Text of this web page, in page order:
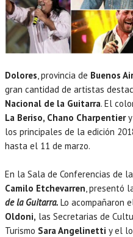
Dolores , provincia de Buenos
gran cantidad de artistas
Nacional de la Guitarra. El
La Beriso, Chano Charpentiery
los principales de la edición
hasta el 11 de marzo.
En la Sala de Conferencias de
Camilo Etchevarren , presentó
de la Guitarra. Lo acompañaron
Oldoni, las Secretarias de
Turismo Sara Angelinetti y el